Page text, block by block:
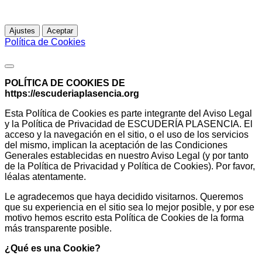
Ajustes Aceptar
Política de Cookies
POLÍTICA DE COOKIES DE
https://escuderiaplasencia.org
Esta Política de Cookies es parte integrante del Aviso Legal
y la Política de Privacidad de ESCUDERÍA PLASENCIA. El
acceso y la navegación en el sitio, o el uso de los servicios
del mismo, implican la aceptación de las Condiciones
Generales establecidas en nuestro Aviso Legal (y por tanto
de la Política de Privacidad y Política de Cookies). Por favor,
léalas atentamente.
Le agradecemos que haya decidido visitarnos. Queremos
que su experiencia en el sitio sea lo mejor posible, y por ese
motivo hemos escrito esta Política de Cookies de la forma
más transparente posible.
¿Qué es una Cookie?